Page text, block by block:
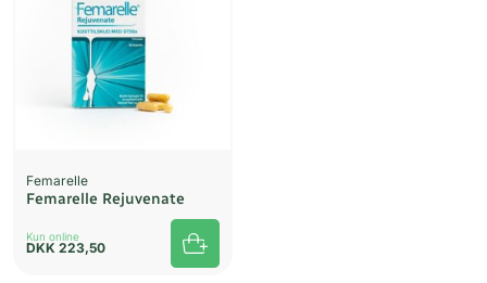
Femarelle
Femarelle Rejuvenate
Kun online
DKK 223,50